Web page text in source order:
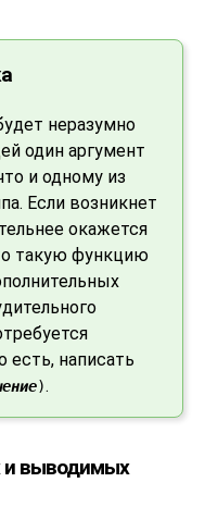
неразумно
один аргумент
и одному из
Если возникнет
окажется
такую функцию
есть, написать
).
и выводимых